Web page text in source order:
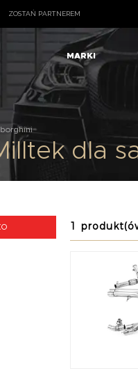
ZOSTAŃ PARTNEREM
MARKI
dla
1